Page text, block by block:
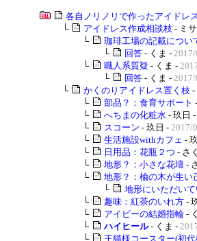
各自ノリノリで作ったアイドレ
└
アイドレス作成相談枝 - ミ
└
珈琲工場の記載につい
└
回答 - くま -
└
職人系質疑 - くま -
└
回答 - くま -
└
かくのりアイドレス置く枝 -
└
部品？：食育サポート
└
へちまの化粧水 - 玖日 -
└
スコーン - 玖日 - 2017/
└
生活施設withカフェ -
└
日用品：花瓶２つ - さ
└
地形？：小さな花壇 -
└
地形？：楡の木が生い
└
地形にいただい
└
趣味：紅茶のいれ方 -
└
アイビーの結婚指輪 -
└
ハイヒール- くま -
└
王猫様コースター(初